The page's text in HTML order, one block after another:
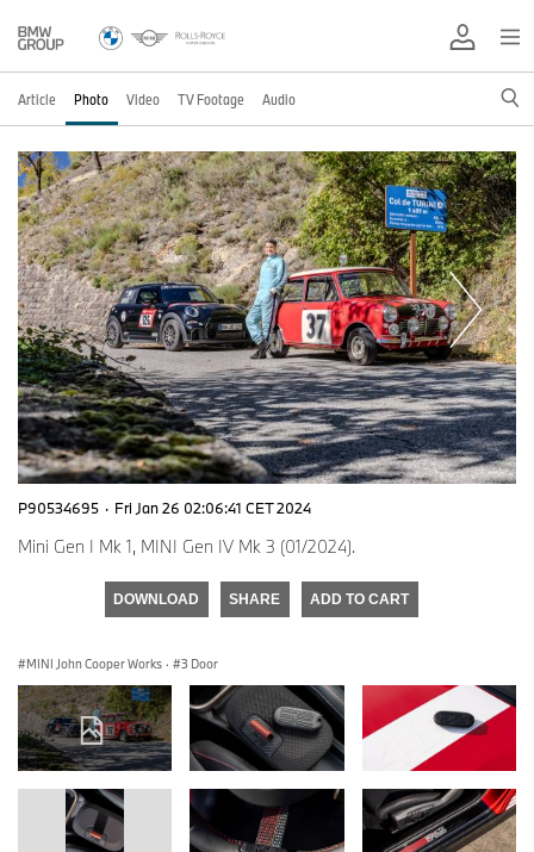
Article Photo Video TV Footage Audio
P90534695 · Fri Jan 26 02:06:41 CET 2024
Mini Gen I Mk 1, MINI Gen IV Mk 3 (01/2024).
DOWNLOAD SHARE ADD TO CART
MINI John Cooper Works · 3 Door